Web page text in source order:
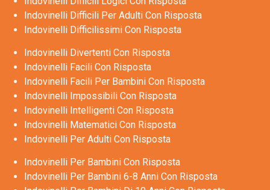
Indovinelli Difficili Per Adulti Con Risposta
Indovinelli Difficilissimi Con Risposta
Indovinelli Divertenti Con Risposta
Indovinelli Facili Con Risposta
Indovinelli Facili Per Bambini Con Risposta
Indovinelli Impossibili Con Risposta
Indovinelli Intelligenti Con Risposta
Indovinelli Matematici Con Risposta
Indovinelli Per Adulti Con Risposta
Indovinelli Per Bambini Con Risposta
Indovinelli Per Bambini 6-8 Anni Con Risposta